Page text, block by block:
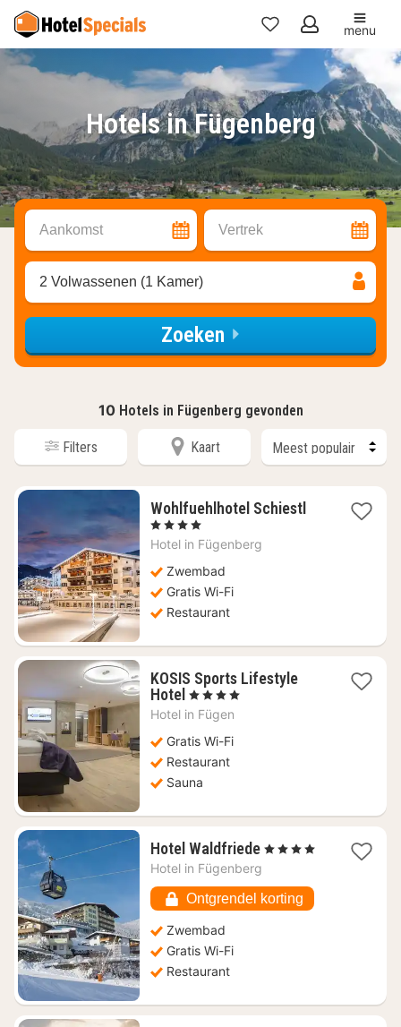
Mijn
favorieten
menu
Hotels in Fügenberg
Aankomst Vertrek
2 Volwassenen (1 Kamer)
Zoeken
10 Hotels in Fügenberg gevonden
Filters Kaart
Wohlfuehlhotel Schiestl1
, 4 Sterren
Hotel in Fügenberg
Zwembad
Gratis Wi-Fi
Restaurant
KOSIS Sports Lifestyle
Hotel 1
nacht
vanaf
€
128,68
, 4 Sterren
Hotel in Fügen
Gratis Wi-Fi
Restaurant
Sauna
Hotel Waldfriede1
€
201,34
, 4 Sterren
Hotel in Fügenberg
Ontgrendel korting
Zwembad
Gratis Wi-Fi
Restaurant